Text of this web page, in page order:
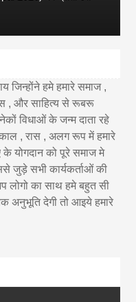
जिन्होंने हमे हमारे समाज ,
, और साहित्य से रूबरू
विधाओं के जन्म दाता रहे
, रास , अलग रूप में हमारे
के योगदान को पूरे समाज मे
जुड़े सभी कार्यकर्ताओं की
का साथ हमे बहुत सी
अनुभूति देगी तो आइये हमारे